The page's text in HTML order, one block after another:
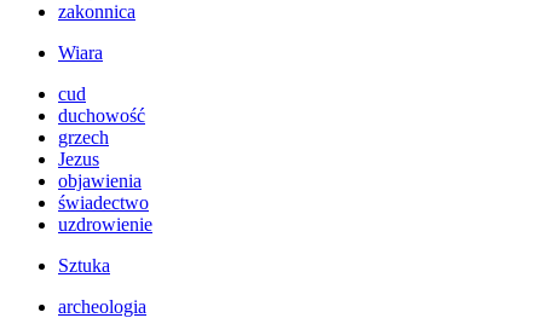
zakonnica
Wiara
cud
duchowość
grzech
Jezus
objawienia
świadectwo
uzdrowienie
Sztuka
archeologia